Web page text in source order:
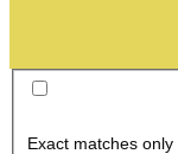
Exact matches only